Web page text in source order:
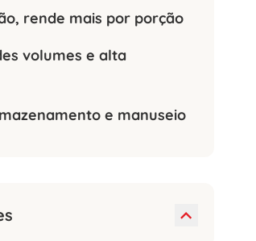
rende mais por porção
volumes e alta
e manuseio